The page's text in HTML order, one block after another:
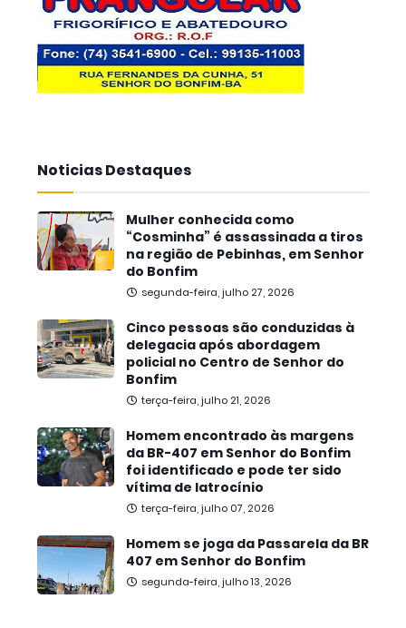
Noticias Destaques
Mulher conhecida como
“Cosminha” é assassinada a tiros
na região de Pebinhas, em Senhor
do Bonfim
segunda-feira, julho 27, 2026
Cinco pessoas são conduzidas à
delegacia após abordagem
policial no Centro de Senhor do
Bonfim
terça-feira, julho 21, 2026
Homem encontrado às margens
da BR-407 em Senhor do Bonfim
foi identificado e pode ter sido
vítima de latrocínio
terça-feira, julho 07, 2026
Homem se joga da Passarela da BR
407 em Senhor do Bonfim
segunda-feira, julho 13, 2026